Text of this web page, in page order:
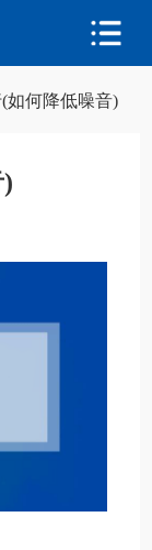
如何降低噪音)